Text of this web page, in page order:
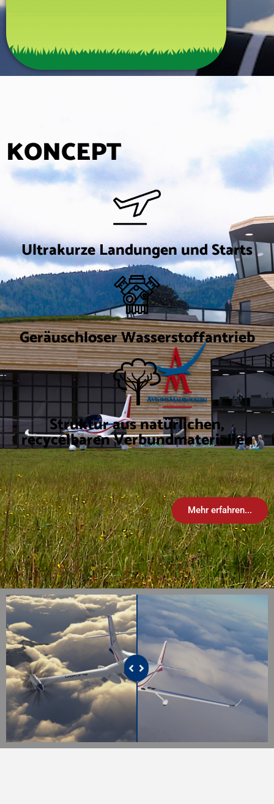
KONCEPT
Ultrakurze Landungen und Starts
Geräuschloser Wasserstoffantrieb
Struktur aus natürlichen,
recycelbaren Verbundmaterialien
Mehr erfahren...